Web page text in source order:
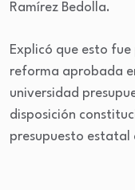
Ramírez Bedolla.
Explicó que esto
reforma aprobada
universidad
disposición
presupuesto estatal